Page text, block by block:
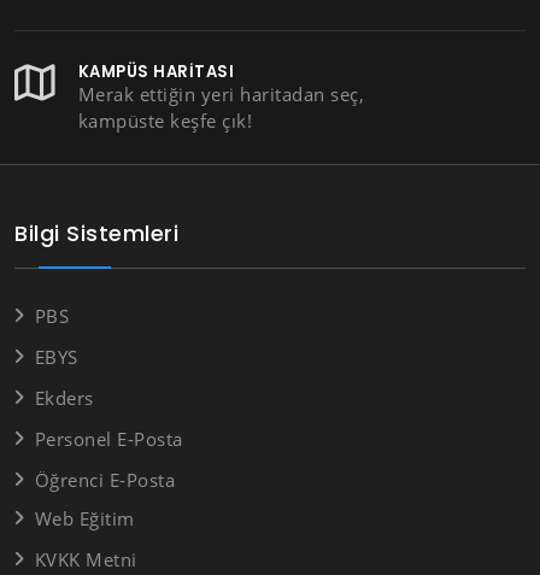
KAMPÜS HARITASI
Merak ettiğin yeri haritadan seç,
kampüste keşfe çık!
Bilgi Sistemleri
PBS
EBYS
Ekders
Personel E-Posta
Öğrenci E-Posta
Web Eğitim
KVKK Metni